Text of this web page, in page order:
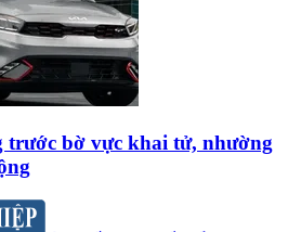
trước bờ vực khai tử, nhường